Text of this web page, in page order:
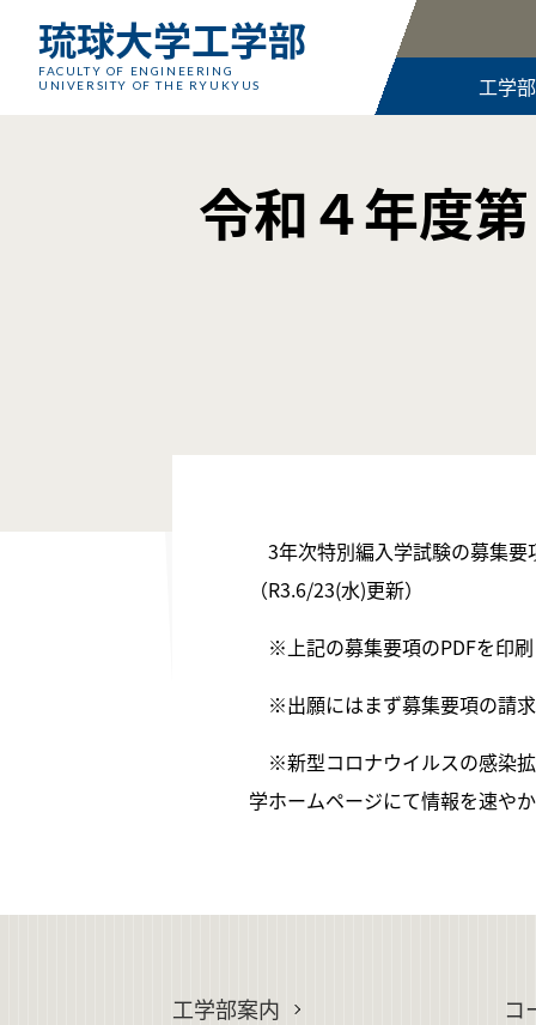
琉球大学工学部
FACULTY OF ENGINEERING
UNIVERSITY OF THE RYUKYUS
工学
令和４年度
3年次特別編入学試験の募集要
（R3.6/23(水)更新）
※上記の募集要項のPDFを印
※出願にはまず募集要項の請
※新型コロナウイルスの感染
学ホームページにて情報を速や
工学部案内 コ